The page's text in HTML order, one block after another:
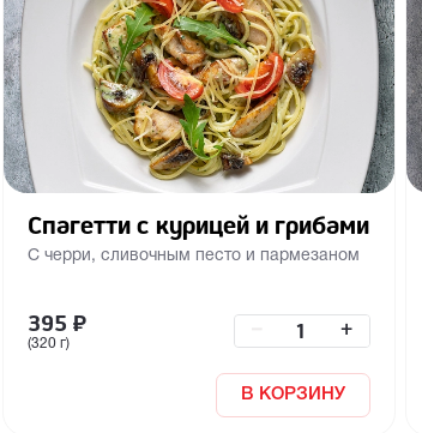
Спагетти с курицей и грибами
С черри, сливочным песто и пармезаном
395 ₽
(320 г)
+
В КОРЗИНУ